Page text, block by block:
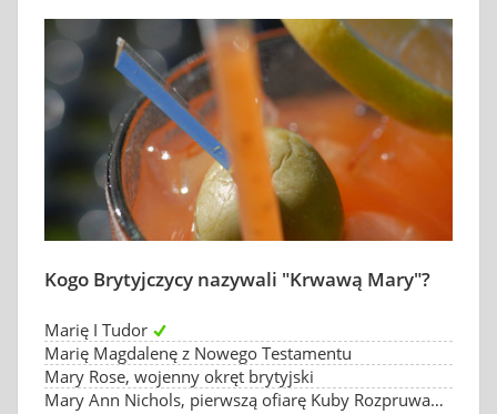
Kogo Brytyjczycy nazywali "Krwawą Mary"?
Marię I Tudor
Marię Magdalenę z Nowego Testamentu
Mary Rose, wojenny okręt brytyjski
Mary Ann Nichols, pierwszą ofiarę Kuby Rozpruwacza